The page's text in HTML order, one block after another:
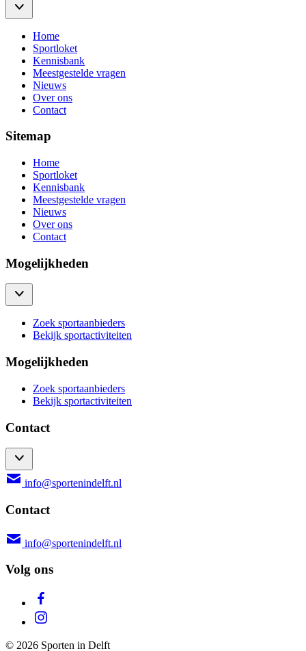
Home
Sportloket
Kennisbank
Meestgestelde vragen
Nieuws
Over ons
Contact
Sitemap
Home
Sportloket
Kennisbank
Meestgestelde vragen
Nieuws
Over ons
Contact
Mogelijkheden
Zoek sportaanbieders
Bekijk sportactiviteiten
Mogelijkheden
Zoek sportaanbieders
Bekijk sportactiviteiten
Contact
info@sportenindelft.nl
Contact
info@sportenindelft.nl
Volg ons
© 2026 Sporten in Delft